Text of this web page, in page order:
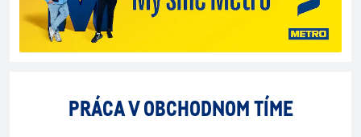
PRÁCA V OBCHODNOM TÍME